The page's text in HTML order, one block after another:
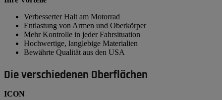
Verbesserter Halt am Motorrad
Entlastung von Armen und Oberkörper
Mehr Kontrolle in jeder Fahrsituation
Hochwertige, langlebige Materialien
Bewährte Qualität aus den USA
Die verschiedenen Oberflächen
ICON